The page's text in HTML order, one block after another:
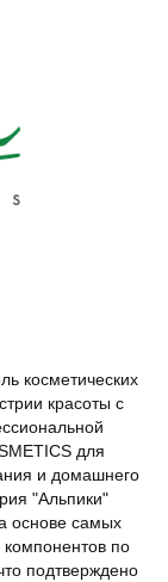
косметических
красоты с
для
и домашнего
"Альпики"
основе самых
по
подтверждено